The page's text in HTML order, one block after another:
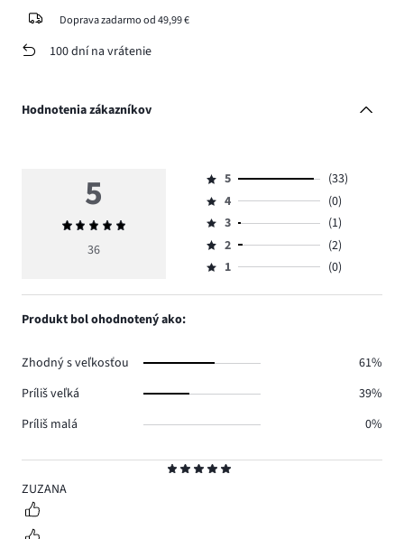
Doprava zadarmo od 49,99 €
100 dní na vrátenie
Hodnotenia zákazníkov
5
ZUZANA
5
Priemerné
hodnotenie
36
Hodnotenie
5,
počet
hlasov
33.
5
(33)
Hodnotenie
4,
počet
hlasov
4
(0)
Hodnotenie
3,
počet
3
(1)
Hodnotenie
2,
2
(2)
Hodnotenie
1,
1 (0)
Produkt bol ohodnotený ako:
Zhodný s veľkosťou
61%
Príliš veľká
39%
Príliš malá
0%